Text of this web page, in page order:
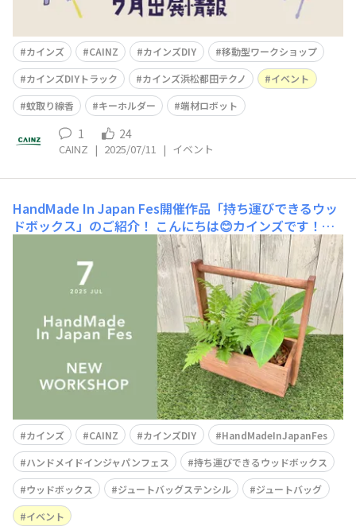
カインズ CAINZ カインズDIY
移動型ワークショップ
カインズDIYトラック
カインズ浜松都田テクノ
イベント
蚊取り線香
キーホルダー 端材ロボット
1 24
CAINZ | 2025/07/11 | イベント
HandMade In Japan Fes開催作品「持ち運びできるウッ
ドボックス」のご紹介！ こんにちは😊カインズです！本
日は7月19日(土)、20日(日)に出展します「HandMade In
Japan Fes」で開催する”持ち運びできるウッドボック
ス”のご紹介です💡こちらは岡持ち型のボックスで持ち手
が付いた深さ9cmの箱に3号サイズの植物を飾ることがで
きますまた、追加料金1,000円で積
カインズ CAINZ カインズDIY
HandMadeInJapanFes
ハンドメイドインジャパンフェス
持ち運びできるウッドボックス
ウッドボックス
ジュートバッグステンシル
ジュートバッグ
イベント